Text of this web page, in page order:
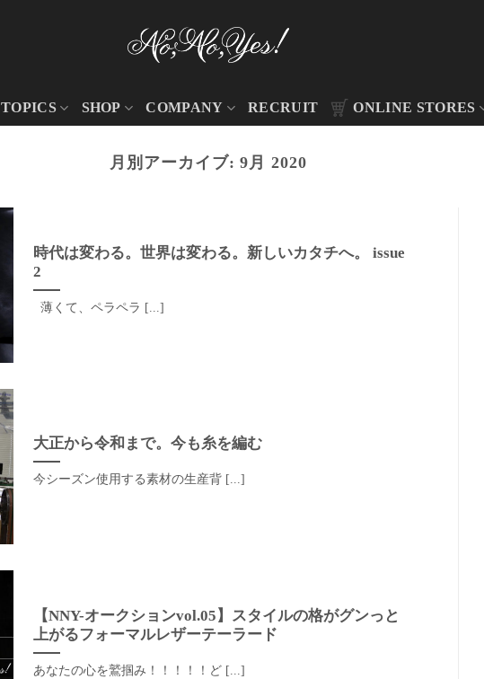
TOPICS SHOP COMPANY RECRUIT ONLINE STORES
月別アーカイブ:9月 2020
時代は変わる。世界は変わる。新しいカタチへ。 issue
2
薄くて、ペラペラ [...]
大正から令和まで。今も糸を編む
今シーズン使用する素材の生産背 [...]
【NNY-オークションvol.05】スタイルの格がグンっと
上がるフォーマルレザーテーラード
あなたの心を鷲掴み！！！！！ど [...]